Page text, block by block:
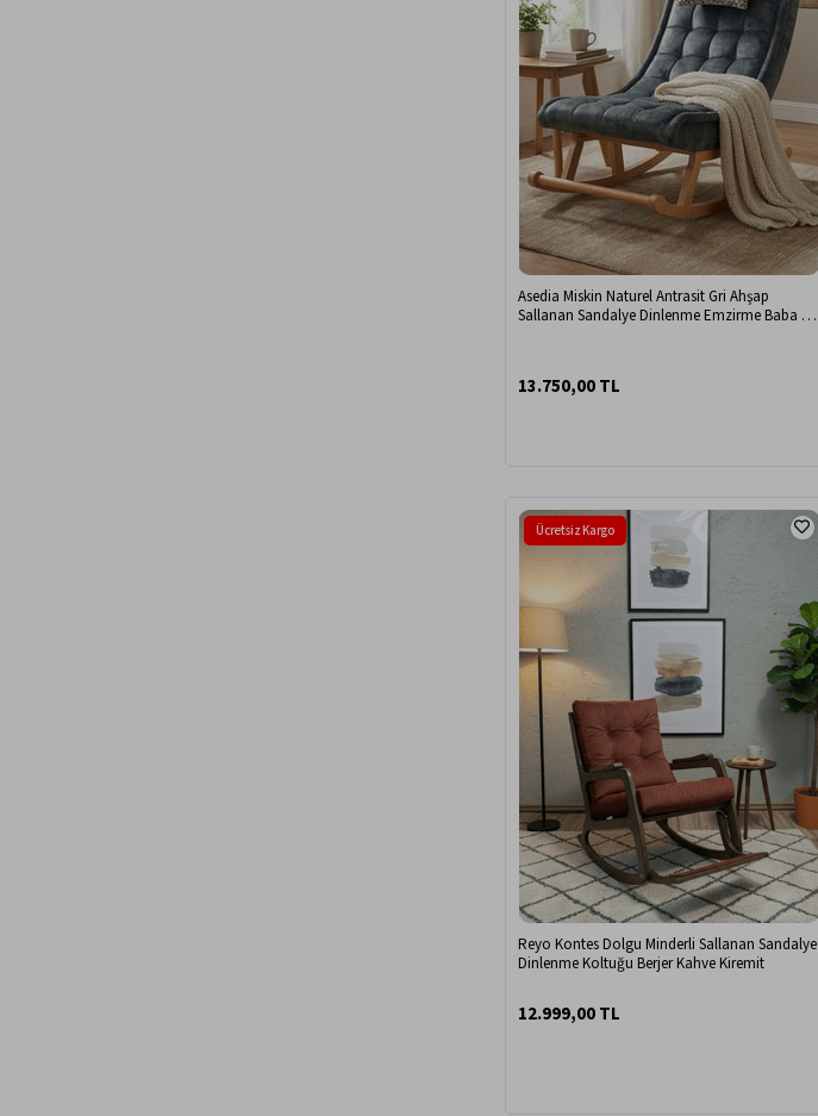
Asedia Miskin Naturel Antrasit Gri Ahşap
Sallanan Sandalye Dinlenme Emzirme Baba Tv
13.750,00 TL
Reyo Kontes Dolgu Minderli Sallanan Sandalye
Dinlenme Koltuğu Berjer Kahve Kiremit
12.999,00 TL
Ücretsiz Kargo